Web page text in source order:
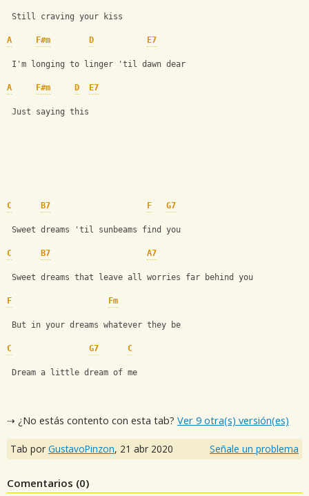
Still craving your kiss
A F#m D E7
I'm longing to linger 'til dawn dear
A F#m D E7
Just saying this
C B7 F G7
Sweet dreams 'til sunbeams find you
C B7 A7
Sweet dreams that leave all worries far behind you
F Fm
But in your dreams whatever they be
C G7 C
Dream a little dream of me
⇢ ¿No estás contento con esta tab? Ver 9 otra(s) versión(es)
Tab por GustavoPinzon, 21 abr 2020 Señale un problema
Comentarios (0)